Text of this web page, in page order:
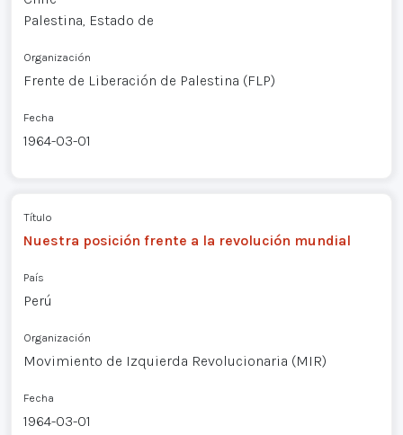
Palestina, Estado de
Organización
Frente de Liberación de Palestina (FLP)
Fecha
1964-03-01
Título
Nuestra posición frente a la revolución mundial
País
Perú
Organización
Movimiento de Izquierda Revolucionaria (MIR)
Fecha
1964-03-01